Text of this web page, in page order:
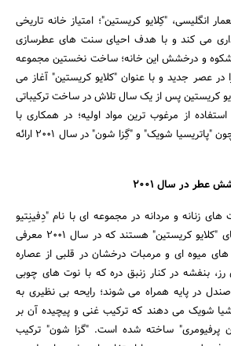
جستجو
و معمار انگلیسی، "کِلایو کریستین"؛ امتیاز خانه تاریخی
می کند و با هدف احیای سنت های عطرسازی
شکوه و درخشش این خانه؛ ساخت نخستین مجموعه
در عصر جدید و با عنوان "کلایو کریستین" آغاز می
کریستین پس از یک سال تلاش در ساخت ترکیباتی
از مرغوب ترین مواد اولیه؛ در همکاری با
عطرسازان صاحب سبکی چون "پاتریسیا شویک" و "گِزا شون" در سال 2001 ارائه
عطر در سال 2001
و مردانه در مجموعه ای با نام "دِفینِتیو
کالکشن"؛ نخستین عطرهای "کلایو کریستین" هستند که در سال 2001 معرفی
میوه ای و مرمبات درخشان در قلبی از عصاره
بنفشه در کنار زنبق دره که با نوت های چوبی
در پایه همراه می شوند؛ رایحه بی نظیری به
پاتریشیا شویک می دهند که ترکیب غنی و پیچیده آن بر
پرفیومری" ساخته شده است. "گزا شون" ترکیب